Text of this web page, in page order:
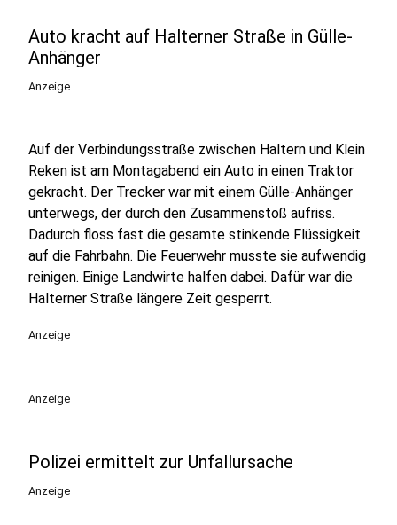
Auto kracht auf Halterner Straße in Gülle-
Anhänger
Anzeige
Auf der Verbindungsstraße zwischen Haltern und Klein
Reken ist am Montagabend ein Auto in einen Traktor
gekracht. Der Trecker war mit einem Gülle-Anhänger
unterwegs, der durch den Zusammenstoß aufriss.
Dadurch floss fast die gesamte stinkende Flüssigkeit
auf die Fahrbahn. Die Feuerwehr musste sie aufwendig
reinigen. Einige Landwirte halfen dabei. Dafür war die
Halterner Straße längere Zeit gesperrt.
Anzeige
Anzeige
Polizei ermittelt zur Unfallursache
Anzeige